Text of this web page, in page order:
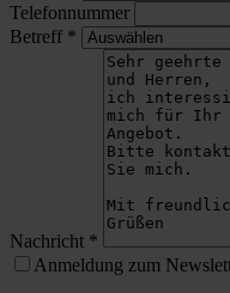
Telefonnummer
Betreff *
Nachricht *
Anmeldung zum